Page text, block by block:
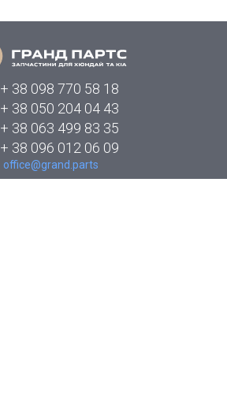
+ 38 098 770 58 18
+ 38 050 204 04 43
+ 38 063 499 83 35
+ 38 096 012 06 09
office@grand.parts